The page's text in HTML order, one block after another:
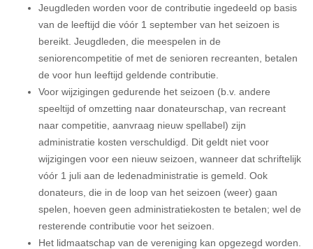
Jeugdleden worden voor de contributie ingedeeld op basis
van de leeftijd die vóór 1 september van het seizoen is
bereikt. Jeugdleden, die meespelen in de
seniorencompetitie of met de senioren recreanten, betalen
de voor hun leeftijd geldende contributie.
Voor wijzigingen gedurende het seizoen (b.v. andere
speeltijd of omzetting naar donateurschap, van recreant
naar competitie, aanvraag nieuw spellabel) zijn
administratie kosten verschuldigd. Dit geldt niet voor
wijzigingen voor een nieuw seizoen, wanneer dat schriftelijk
vóór 1 juli aan de ledenadministratie is gemeld. Ook
donateurs, die in de loop van het seizoen (weer) gaan
spelen, hoeven geen administratiekosten te betalen; wel de
resterende contributie voor het seizoen.
Het lidmaatschap van de vereniging kan opgezegd worden.